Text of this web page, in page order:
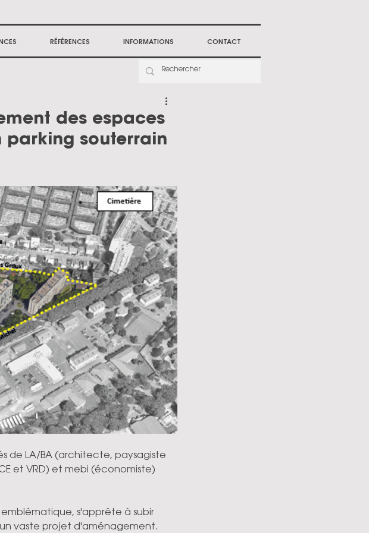
RÉFÉRENCES INFORMATIONS CONTACT
des espaces
parking souterrain
de LA/BA (architecte, paysagiste
et VRD) et mebi (économiste)
s'apprête à subir
vaste projet d'aménagement.